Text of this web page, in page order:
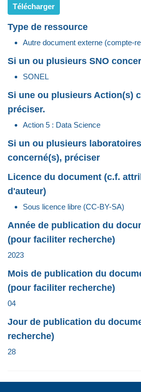
Télécharger
Type de ressource
Autre document externe (compte-
Si un ou plusieurs SNO
SONEL
Si une ou plusieurs Action(s)
préciser.
Action 5 : Data Science
Si un ou plusieurs
concerné(s), préciser
Licence du document (c.f.
d'auteur)
Sous licence libre (CC-BY-SA)
Année de publication du
(pour faciliter recherche)
2023
Mois de publication du
(pour faciliter recherche)
04
Jour de publication du
recherche)
28